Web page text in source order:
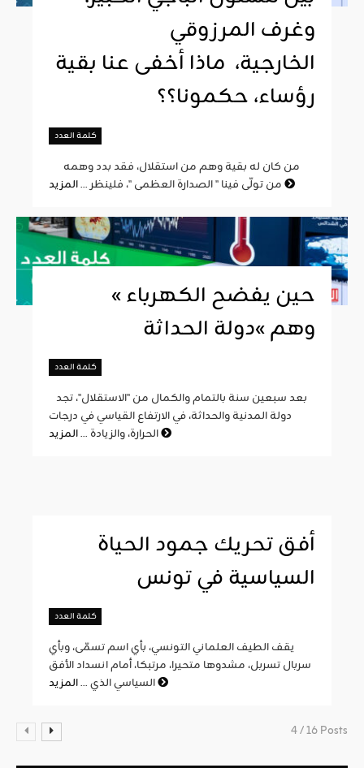
وغرف المرزوقي
الخارجية، ماذا أخفى عنا بقية
رؤساء، حكمونا؟؟
كلمة العدد
من تولّى فينا " الصدارة العظمى "، فلينظر ...
« حين يفضح الكهرباء
وهم »دولة الحداثة
كلمة العدد
دولة المدنية والحداثة، في الارتفاع القياسي في درجات
الحرارة، والزيادة ...
أفق تحريك جمود الحياة
السياسية في تونس
كلمة العدد
يقف الطيف العلماني التونسي، بأي اسم تسمّى، وبأي
سربال تسربل، مشدوها متحيرا، مرتبكا، أمام انسداد الأفق
السياسي الذي ...
4 / 16 Posts